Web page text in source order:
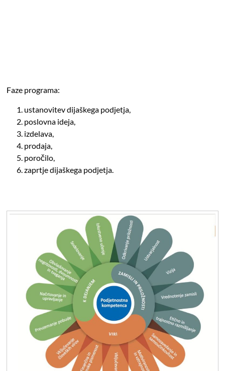
Faze programa:
ustanovitev dijaškega podjetja,
poslovna ideja,
izdelava,
prodaja,
poročilo,
zaprtje dijaškega podjetja.